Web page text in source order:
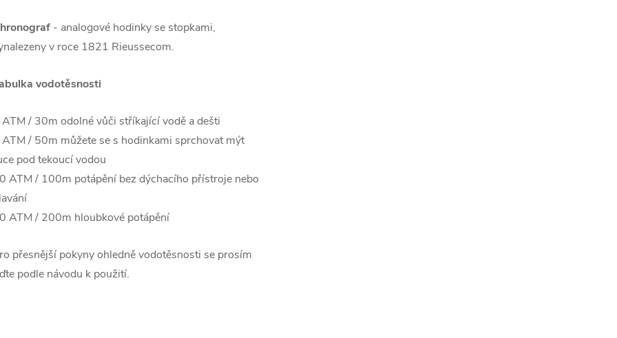
- analogové hodinky se stopkami,
v roce 1821 Rieussecom.
vodotěsnosti
/ 30m odolné vůči stříkající vodě a dešti
/ 50m můžete se s hodinkami sprchovat mýt
pod tekoucí vodou
ATM / 100m potápění bez dýchacího přístroje nebo
ATM / 200m hloubkové potápění
přesnější pokyny ohledně vodotěsnosti se prosím
podle návodu k použití.